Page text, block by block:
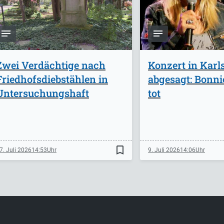
Verdächtige nach
in
Juli 202614:53 bookmark_border
Konzert in
abgesagt:
tot
9. Juli 202614:06